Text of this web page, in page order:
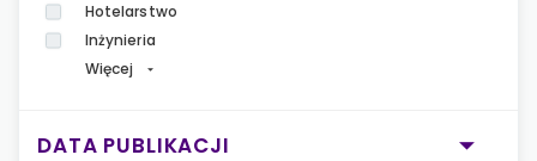
Hotelarstwo
Inżynieria
Więcej
DATA PUBLIKACJI